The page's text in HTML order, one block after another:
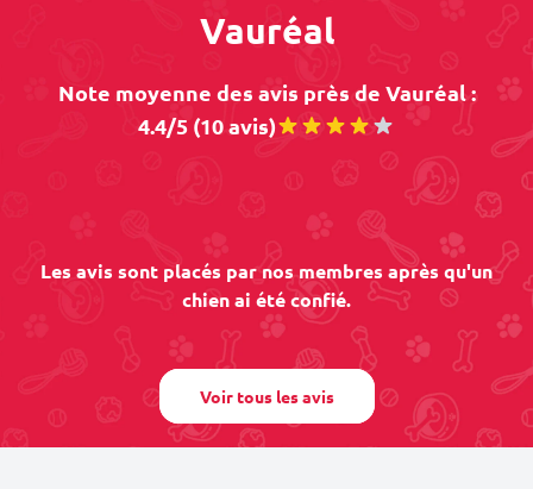
Vauréal
Note moyenne des avis près de Vauréal :
4.4/5 (10 avis)
Les avis sont placés par nos membres après qu'un
chien ai été confié.
Voir tous les avis